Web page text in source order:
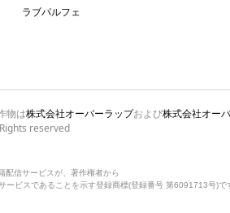
ラブパルフェ
物は株式会社オーバーラップおよび株式会社オー
reserved
配信サービスが、著作権者から
ービスであることを示す登録商標(登録番号 第6091713号)で